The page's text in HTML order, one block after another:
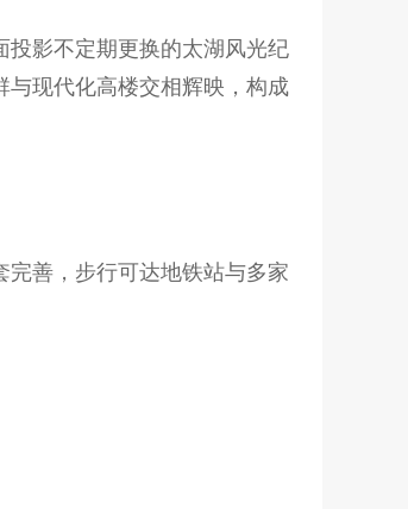
投影不定期更换的太湖风光纪
与现代化高楼交相辉映，构成
善，步行可达地铁站与多家